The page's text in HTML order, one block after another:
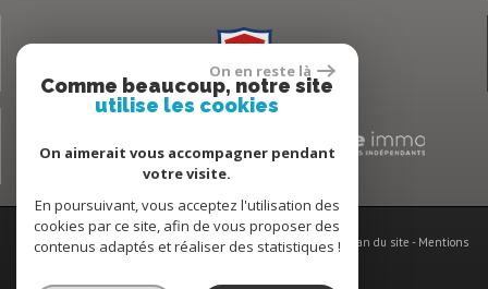
© 2026 | Tous droits réservés | Traduction powered by Google - Plan du site - Mentions
-
On en reste là
Comme beaucoup, notre site
utilise les cookies
On aimerait vous accompagner pendant
votre visite.
En poursuivant, vous acceptez l'utilisation des
cookies par ce site, afin de vous proposer des
contenus adaptés et réaliser des statistiques !